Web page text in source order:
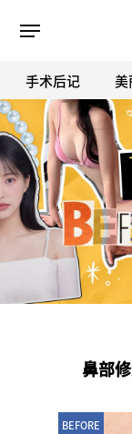
ESC 버
手术后记 美
鼻部
BEFORE